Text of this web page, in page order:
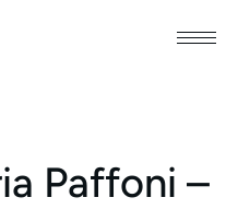
Paffoni –